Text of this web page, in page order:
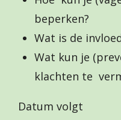
beperken?
Wat is de
Wat kun je
klachten te
Datum volgt